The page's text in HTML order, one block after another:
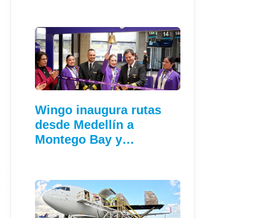
Wingo inaugura rutas
desde Medellín a
Montego Bay y…